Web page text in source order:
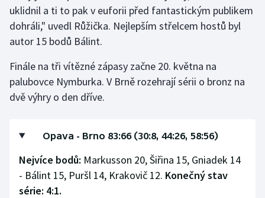
uklidnil a ti to pak v euforii před fantastickým publikem
dohráli," uvedl Růžička. Nejlepším střelcem hostů byl
autor 15 bodů Bálint.
Finále na tři vítězné zápasy začne 20. května na
palubovce Nymburka. V Brně rozehrají sérii o bronz na
dvě výhry o den dříve.
Opava - Brno 83:66 (30:8, 44:26, 58:56)
Nejvíce bodů: Markusson 20, Šiřina 15, Gniadek 14
- Bálint 15, Puršl 14, Krakovič 12. Konečný stav
série: 4:1.